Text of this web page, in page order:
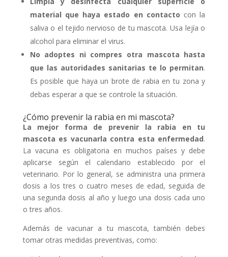
material que haya estado en contacto con la
saliva o el tejido nervioso de tu mascota. Usa lejía o
alcohol para eliminar el virus.
No adoptes ni compres otra mascota hasta
que las autoridades sanitarias te lo permitan.
Es posible que haya un brote de rabia en tu zona y
debas esperar a que se controle la situación.
¿Cómo prevenir la rabia en mi mascota?
La mejor forma de prevenir la rabia en tu
mascota es vacunarla contra esta enfermedad.
La vacuna es obligatoria en muchos países y debe
aplicarse según el calendario establecido por el
veterinario. Por lo general, se administra una primera
dosis a los tres o cuatro meses de edad, seguida de
una segunda dosis al año y luego una dosis cada uno
o tres años.
Además de vacunar a tu mascota, también debes
tomar otras medidas preventivas, como: